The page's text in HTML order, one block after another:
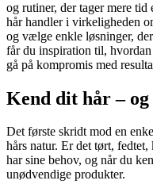
og rutiner, der tager mere
hår handler i virkeligheden
og vælge enkle løsninger,
får du inspiration til,
gå på kompromis med
Kend dit hår –
Det første skridt mod en
hårs natur. Er det tørt,
har sine behov, og når du
unødvendige produkter.